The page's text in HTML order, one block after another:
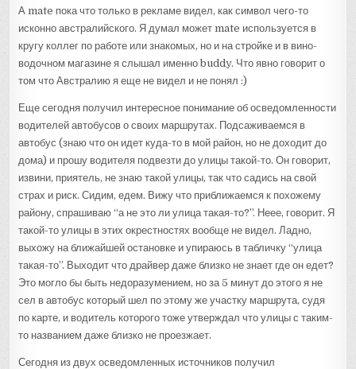
А mate пока что только в рекламе видел, как символ чего-то
исконно австралийского. Я думал может mate используется в
кругу коллег по работе или знакомых, но и на стройке и в вино-
водочном магазине я слышал именно buddy. Что явно говорит о
том что Австралию я еще не видел и не понял :)
Еще сегодня получил интересное понимание об осведомленности
водителей автобусов о своих маршрутах. Подсаживаемся в
автобус (знаю что он идет куда-то в мой район, но не доходит до
дома) и прошу водителя подвезти до улицы такой-то. Он говорит,
извини, приятель, не знаю такой улицы, так что садись на свой
страх и риск. Сидим, едем. Вижу что приближаемся к похожему
району, спрашиваю “а не это ли улица такая-то?”. Неее, говорит. Я
такой-то улицы в этих окрестностях вообще не видел. Ладно,
выхожу на ближайшей остановке и упираюсь в табличку “улица
такая-то”. Выходит что драйвер даже близко не знает где он едет?
Это могло бы быть недоразумением, но за 5 минут до этого я не
сел в автобус который шел по этому же участку маршрута, судя
по карте, и водитель которого тоже утверждал что улицы с таким-
то названием даже близко не проезжает.
Сегодня из двух осведомленных источников получил